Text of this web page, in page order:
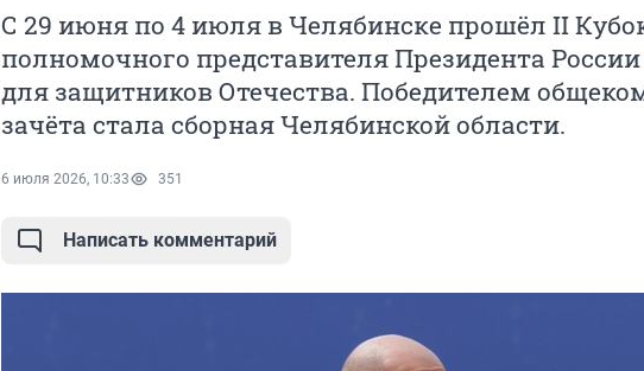
С 29 июня по 4 июля в Челябинске прошёл II
полномочного представителя Президента
для защитников Отечества. Победителем
зачёта стала сборная Челябинской области.
6 июля 2026, 10:33 351
Написать комментарий